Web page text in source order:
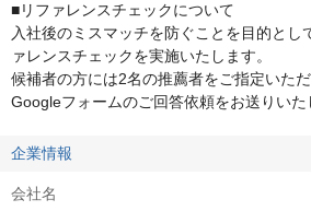
■リファレンスチェックについて
入社後のミスマッチを防ぐことを目的とし
ァレンスチェックを実施いたします。
候補者の方には2名の推薦者をご指定いた
Googleフォームのご回答依頼をお送りいた
企業情報
会社名